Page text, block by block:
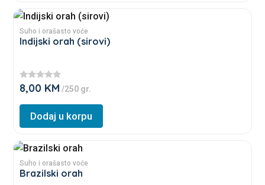
be
chosen
on
page
Suho i orašasto voće
Indijski orah (sirovi)
★
★
★
8,00 KM /250 gr.
This
product
has
variants.
The
options
may
be
chosen
on
Dodaj u korpu
Suho i orašasto voće
Brazilski orah
This
product
has